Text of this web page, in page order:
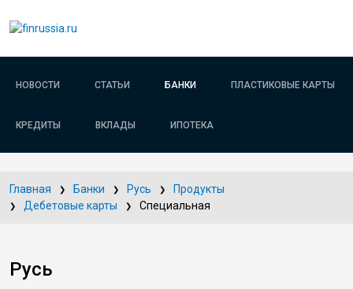
НОВОСТИ СТАТЬИ БАНКИ ПЛАСТИКОВЫЕ КАРТЫ
КРЕДИТЫ ВКЛАДЫ ИПОТЕКА
Главная Банки Русь
Продукты
Дебетовые карты
Специальная
Русь